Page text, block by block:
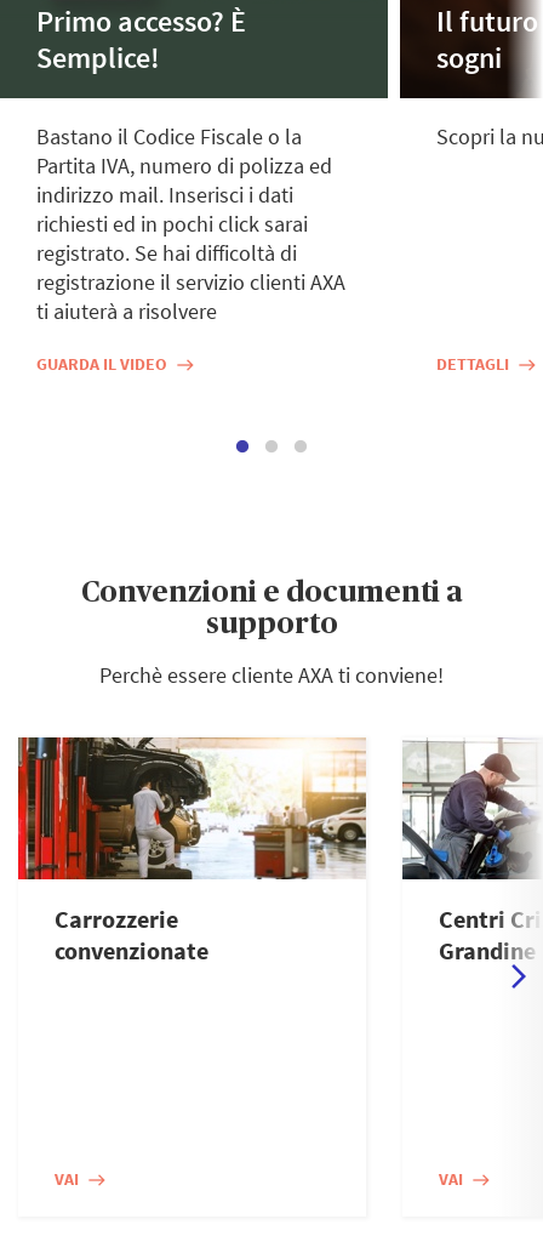
Primo accesso? È
Semplice!
Bastano il Codice Fiscale o la
Partita IVA, numero di polizza ed
indirizzo mail. Inserisci i dati
richiesti ed in pochi click sarai
registrato. Se hai difficoltà di
registrazione il servizio clienti AXA
ti aiuterà a risolvere
GUARDA IL VIDEO east
Il
sogni
Scopri la
DETTAGLI east
Convenzioni e documenti a
supporto
Perchè essere cliente AXA ti conviene!
Carrozzerie
convenzionate
VAI east
Centri
Grandine
VAI east